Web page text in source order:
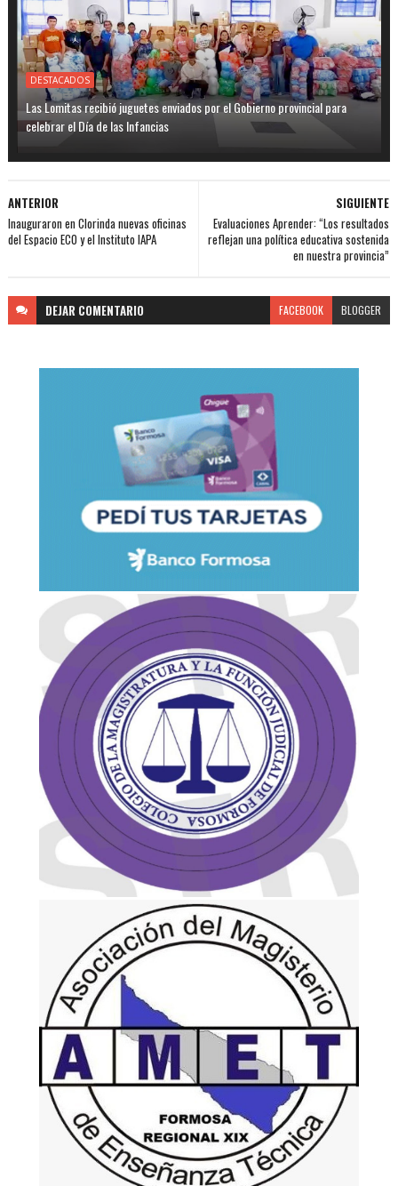
DESTACADOS
Las Lomitas recibió juguetes enviados por el Gobierno provincial para
celebrar el Día de las Infancias
SIGUIENTE
Evaluaciones Aprender: “Los resultados
reflejan una política educativa sostenida
en nuestra provincia”
ANTERIOR
Inauguraron en Clorinda nuevas oficinas
del Espacio ECO y el Instituto IAPA
DEJAR COMENTARIO FACEBOOK BLOGGER